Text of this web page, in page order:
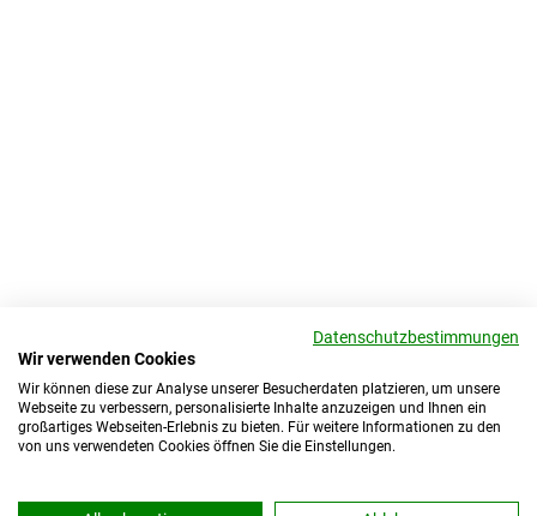
Datenschutzbestimmungen
Wir verwenden Cookies
Wir können diese zur Analyse unserer Besucherdaten platzieren, um unsere
Webseite zu verbessern, personalisierte Inhalte anzuzeigen und Ihnen ein
großartiges Webseiten-Erlebnis zu bieten. Für weitere Informationen zu den
von uns verwendeten Cookies öffnen Sie die Einstellungen.